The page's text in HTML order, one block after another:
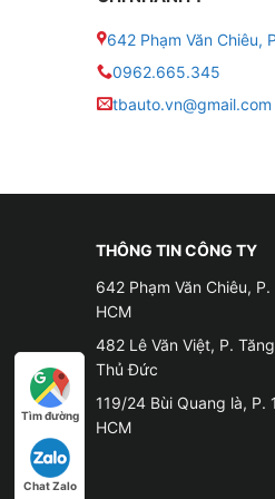
– Côn trùng chui
– Lên kính giúp
Các tính năng ưu
642 Phạm Văn Chiêu,
0962.665.345
tbauto.vn@gmail.com
THÔNG TIN CÔNG TY
642 Phạm Văn Chiêu,
HCM
482 Lê Văn Việt, P.
Thủ Đức
119/24 Bùi Quang là, P.
HCM
Tìm đường
Chat Zalo